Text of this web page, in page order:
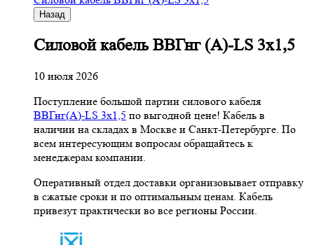
Назад
Cиловой кабель ВВГнг (A)-LS 3х1,5
10 июля 2026
Поступление большой партии силового кабеля
ВВГнг(A)-LS 3х1,5 по выгодной цене! Кабель в
наличии на складах в Москве и Санкт-Петербурге. По
всем интересующим вопросам обращайтесь к
менеджерам компании.
Оперативный отдел доставки организовывает отправку
в сжатые сроки и по оптимальным ценам. Кабель
привезут практически во все регионы России.